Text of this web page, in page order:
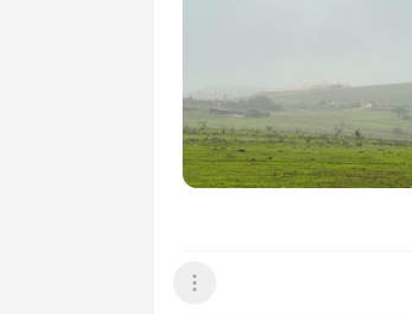
عرض القائمة